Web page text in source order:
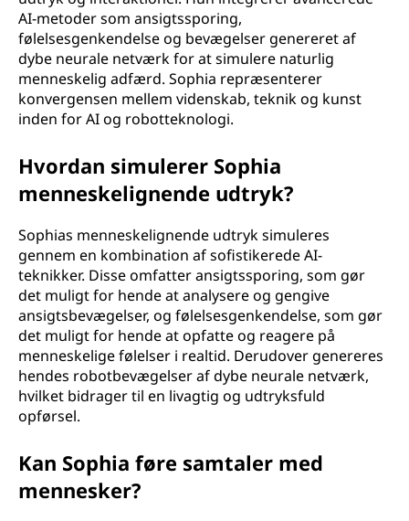
AI-metoder som ansigtssporing,
følelsesgenkendelse og bevægelser genereret af
dybe neurale netværk for at simulere naturlig
menneskelig adfærd. Sophia repræsenterer
konvergensen mellem videnskab, teknik og kunst
inden for AI og robotteknologi.
Hvordan simulerer Sophia
menneskelignende udtryk?
Sophias menneskelignende udtryk simuleres
gennem en kombination af sofistikerede AI-
teknikker. Disse omfatter ansigtssporing, som gør
det muligt for hende at analysere og gengive
ansigtsbevægelser, og følelsesgenkendelse, som gør
det muligt for hende at opfatte og reagere på
menneskelige følelser i realtid. Derudover genereres
hendes robotbevægelser af dybe neurale netværk,
hvilket bidrager til en livagtig og udtryksfuld
opførsel.
Kan Sophia føre samtaler med
mennesker?